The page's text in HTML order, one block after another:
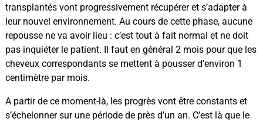
transplantés vont progressivement récupérer et s’adapter à
leur nouvel environnement. Au cours de cette phase, aucune
repousse ne va avoir lieu : c’est tout à fait normal et ne doit
pas inquiéter le patient. Il faut en général 2 mois pour que les
cheveux correspondants se mettent à pousser d’environ 1
centimètre par mois.
A partir de ce moment-là, les progrès vont être constants et
s’échelonner sur une période de près d’un an. C’est là que le